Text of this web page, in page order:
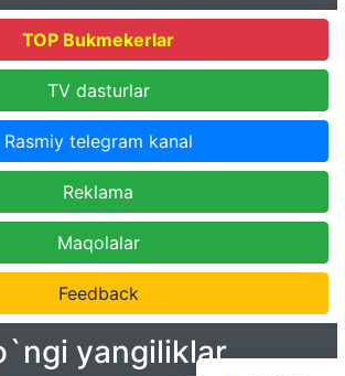
TOP Bukmekerlar
TV dasturlar
Rasmiy telegram kanal
Reklama
Maqolalar
Feedback
yangiliklar